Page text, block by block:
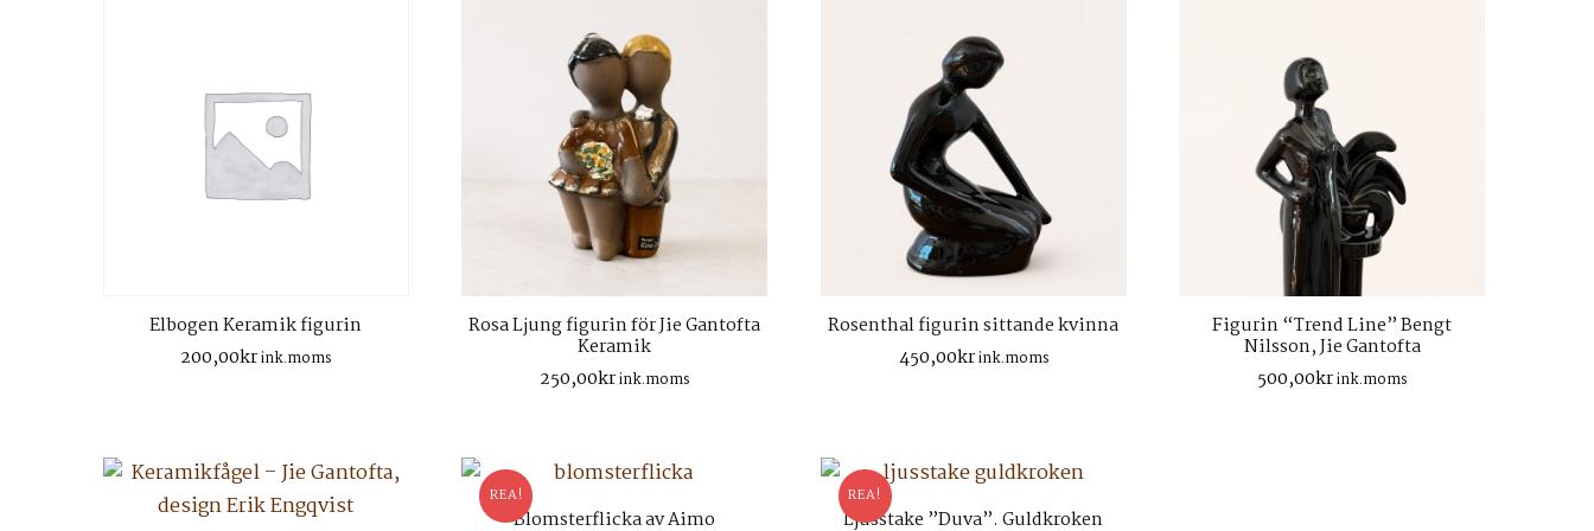
Elbogen Keramik figurin
200,00krink.moms
Rosa Ljung figurin för Jie Gantofta
Keramik
250,00krink.moms
Rosenthal figurin sittande kvinna
450,00krink.moms
Figurin “Trend Line” Bengt
Nilsson, Jie Gantofta
500,00krink.moms
REA!
Blomsterflicka av Aimo
REA!
Ljusstake ”Duva”. Guldkroken